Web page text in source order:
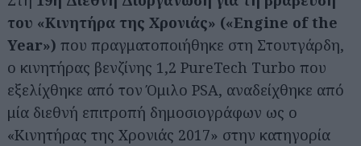
του «Κινητήρα της Χρονιάς» («Engine of the
Year») που πραγματοποιήθηκε στη Στουτγάρδη,
ο κινητήρας βενζίνης 1,2 PureTech Turbo που
εξελίχθηκε από τον Όμιλο PSA, αναδείχθηκε από
μία διεθνή επιτροπή δημοσιογράφων ως ο
«Κινητήρας της Χρονιάς 2017» στην κατηγορία